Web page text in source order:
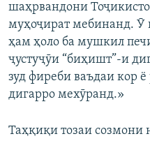
шаҳрвандони
муҳоҷират мебинанд. Ӯ
ҳам ҳоло ба мушкил
ҷустуҷӯи “биҳишт”-и
зуд фиреби ваъдаи кор
дигарро мехӯранд.»
Таҳқиқи тозаи созмони